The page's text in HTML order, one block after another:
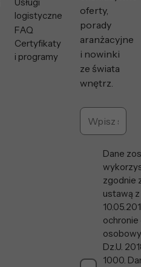
Usługi
logistyczne
FAQ
Certyfikaty
i programy
oferty,
porady
aranżacyjne
i nowinki
ze świata
wnętrz.
Dane
zgodnie
ustawą
ochronie
Dz.U.
1000.